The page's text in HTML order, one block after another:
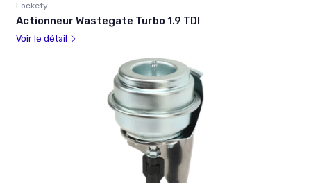
Fockety
Actionneur Wastegate Turbo 1.9 TDI
Voir le détail